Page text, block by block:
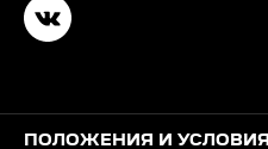
ПОЛОЖЕНИЯ И УСЛОВИЯ